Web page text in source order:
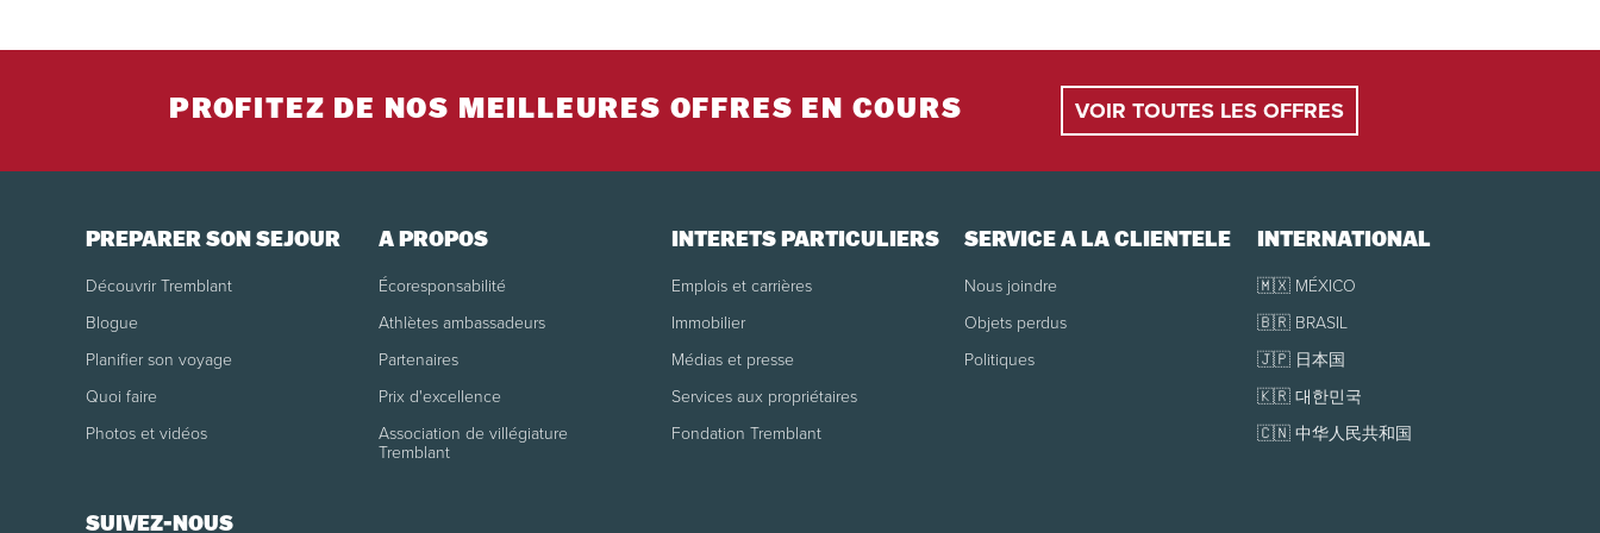
Voir toutes les politiques de réservation
PROFITEZ DE NOS MEILLEURES OFFRES EN COURS VOIR TOUTES LES OFFRES
PRÉPARER SON SÉJOUR
Découvrir Tremblant
Blogue
Planifier son voyage
Quoi faire
Photos et vidéos
À PROPOS
Écoresponsabilité
Athlètes ambassadeurs
Partenaires
Prix d'excellence
Association de villégiature
Tremblant
INTÉRÊTS PARTICULIERS
Emplois et carrières
Immobilier
Médias et presse
Services aux propriétaires
Fondation Tremblant
SERVICE À LA CLIENTÈLE
Nous joindre
Objets perdus
Politiques
INTERNATIONAL
🇲🇽 MÉXICO
🇧🇷 BRASIL
🇯🇵 日本国
🇰🇷 대한민국
🇨🇳 中华人民共和国
SUIVEZ-NOUS